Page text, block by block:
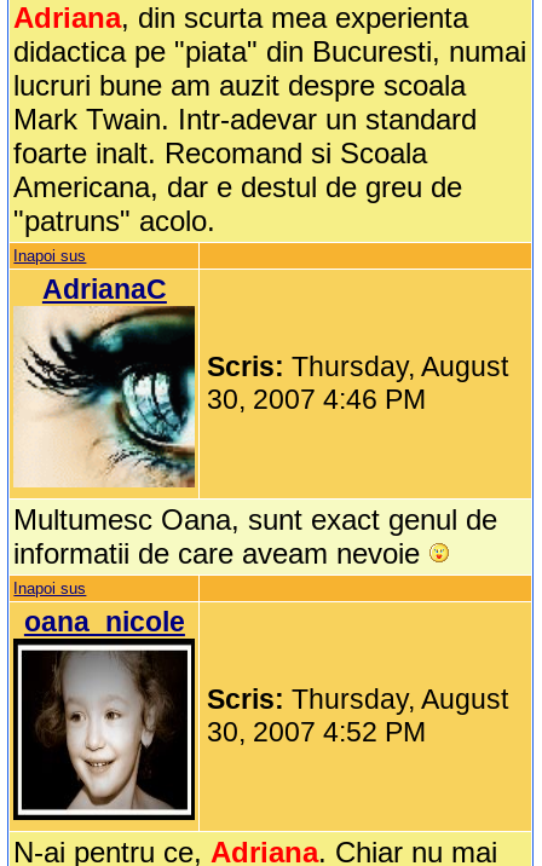
Adriana, din scurta mea experienta
didactica pe "piata" din Bucuresti, numai
lucruri bune am auzit despre scoala
Mark Twain. Intr-adevar un standard
foarte inalt. Recomand si Scoala
Americana, dar e destul de greu de
"patruns" acolo.
Inapoi sus
AdrianaC
Scris:Thursday, August
30, 2007 4:46 PM
Multumesc Oana, sunt exact genul de
informatii de care aveam nevoie
Inapoi sus
oana_nicole
Scris:Thursday, August
30, 2007 4:52 PM
N-ai pentru ce, Adriana. Chiar nu mai